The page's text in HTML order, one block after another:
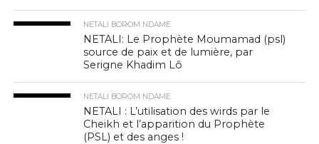
NETALI BOROM NDAME
NETALI: Le Prophète Moumamad (psl)
source de paix et de lumière, par
Serigne Khadim Lô
NETALI BOROM NDAME
NETALI : L’utilisation des wirds par le
Cheikh et l’apparition du Prophète
(PSL) et des anges !